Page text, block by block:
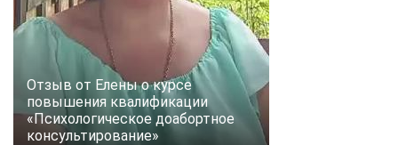
Отзыв от Елены о курсе
повышения квалификации
«Психологическое доабортное
консультирование»